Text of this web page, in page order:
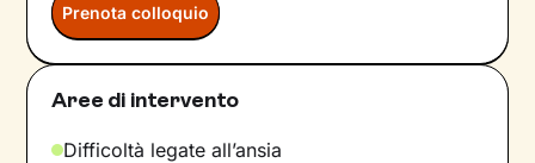
Prenota colloquio
Aree di intervento
Difficoltà legate all’ansia